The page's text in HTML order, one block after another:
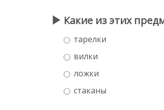
Какие из этих
тарелки
вилки
ложки
стаканы